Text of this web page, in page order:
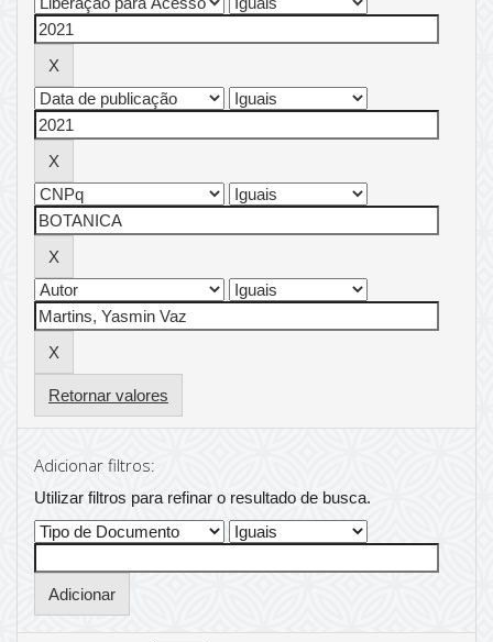
Retornar valores
Adicionar filtros:
Utilizar filtros para refinar o resultado de busca.